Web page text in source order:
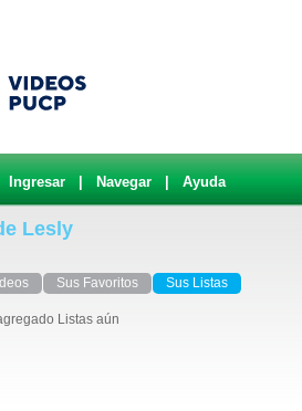
Ingresar Navegar Ayuda
Lesly
Sus Favoritos Sus Listas
Listas aún